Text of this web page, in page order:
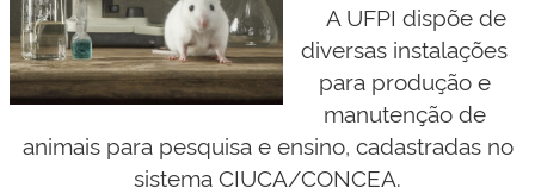
A UFPI dispõe de
diversas instalações
para produção e
manutenção de
animais para pesquisa e ensino, cadastradas no
sistema CIUCA/CONCEA.